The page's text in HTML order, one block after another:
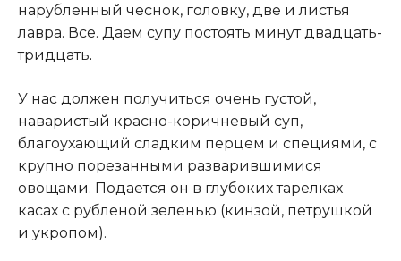
нарубленный чеснок, головку, две и листья
лавра. Все. Даем супу постоять минут двадцать-
тридцать.
У нас должен получиться очень густой,
наваристый красно-коричневый суп,
благоухающий сладким перцем и специями, с
крупно порезанными разварившимися
овощами. Подается он в глубоких тарелках
касах с рубленой зеленью (кинзой, петрушкой
и укропом).